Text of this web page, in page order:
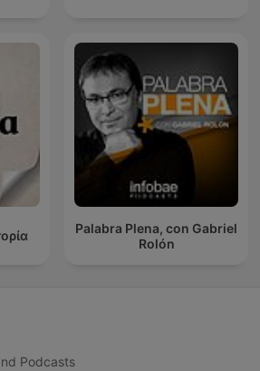
Palabra Plena, con Gabriel
Rolón
Podcasts